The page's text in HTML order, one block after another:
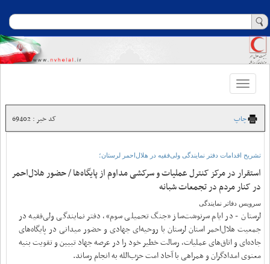
Toggle
navigation
چاپ کد خبر : 69402
تشریح اقدامات دفتر نمایندگی ولی‌فقیه در هلال‌احمر لرستان؛
استقرار در مرکز کنترل عملیات و سرکشی مداوم از پایگاه‌ها / حضور هلال‌احمر
در کنار مردم در تجمعات شبانه
سرویس دفاتر نمایندگی
لرستان - در ایام سرنوشت‌ساز «جنگ تحمیلی سوم»، دفتر نمایندگی ولی‌فقیه در
جمعیت هلال‌احمر استان لرستان با روحیه‌ای جهادی و حضور میدانی در پایگاه‌های
جاده‌ای و اتاق‌های عملیات، رسالت خطیر خود را در عرصه جهاد تبیین و تقویت بنیه
معنوی امدادگران و همراهی با آحاد امت حزب‌الله به انجام رساند.